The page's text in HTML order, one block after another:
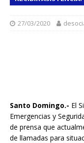
27/03/2020
Santo Domingo.- El
Emergencias y
de prensa que
de llamadas para